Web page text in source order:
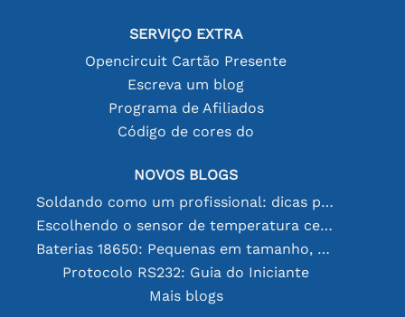
SERVIÇO EXTRA
Opencircuit Cartão Presente
Escreva um blog
Programa de Afiliados
Código de cores do
NOVOS BLOGS
Soldando como um profissional: dicas para conexões eletrônicas perfeitas
Escolhendo o sensor de temperatura certo [youtube]
Baterias 18650: Pequenas em tamanho, grandes em desempenho
Protocolo RS232: Guia do Iniciante
Mais blogs